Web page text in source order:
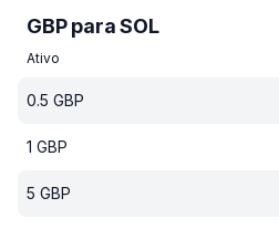
GBP para SOL
Ativo
0.5 GBP
1 GBP
5 GBP